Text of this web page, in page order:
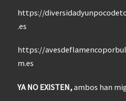
https://
.es
https://
m.es
YA NO EXISTEN,ambos han